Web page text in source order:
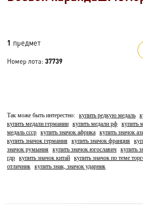
1 предмет
Номер лота: 37739
Так може быть интерестно: купить редкую медаль
купить медали германии
купить медали рф купить
медаль ссср
купить значок африка купить значок
купить значок германия
купить значок франция
значок румыния
купить значок югославич купить
гдр
купить значок китай купить значок по теме
отличник
купить знак, значок ударник